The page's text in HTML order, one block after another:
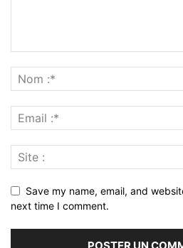
Save my name, email, and
next time I comment.